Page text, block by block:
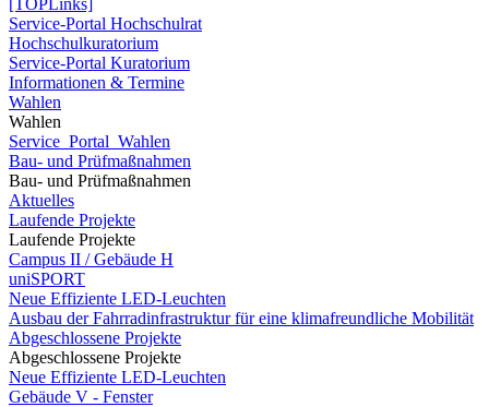
[TOPLinks]
Service-Portal Hochschulrat
Hochschulkuratorium
Service-Portal Kuratorium
Informationen & Termine
Wahlen
Wahlen
Service_Portal_Wahlen
Bau- und Prüfmaßnahmen
Bau- und Prüfmaßnahmen
Aktuelles
Laufende Projekte
Laufende Projekte
Campus II / Gebäude H
uniSPORT
Neue Effiziente LED-Leuchten
Ausbau der Fahrradinfrastruktur für eine klimafreundliche Mobilität
Abgeschlossene Projekte
Abgeschlossene Projekte
Neue Effiziente LED-Leuchten
Gebäude V - Fenster